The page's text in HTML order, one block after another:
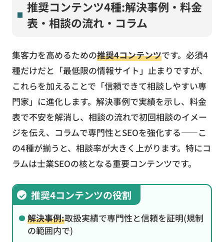
推奨コンテンツ4種:解決事例・料金
表・相談の流れ・コラム
集客力を高めるための推奨4コンテンツです。必須4
種だけだと「最低限の情報サイト」止まりですが、
これらを加えることで「信頼できて相談しやすい専
門家」に進化します。解決事例で実績を示し、料金
表で不安を解消し、相談の流れで初回相談のイメー
ジを伝え、コラムで専門性とSEOを強化する――こ
の4種が揃うと、相談率が大きく上がります。特にコ
ラムは士業SEOの核となる重要コンテンツです。
推奨4コンテンツの役割
解決事例:取扱実績で専門性と信頼を証明(規制
の範囲内で)